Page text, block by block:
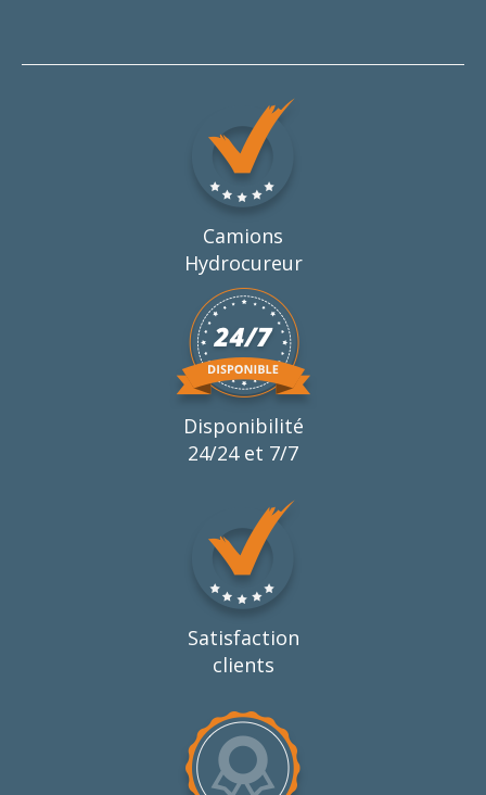
Camions
Hydrocureur
Disponibilité
24/24 et 7/7
Satisfaction
clients